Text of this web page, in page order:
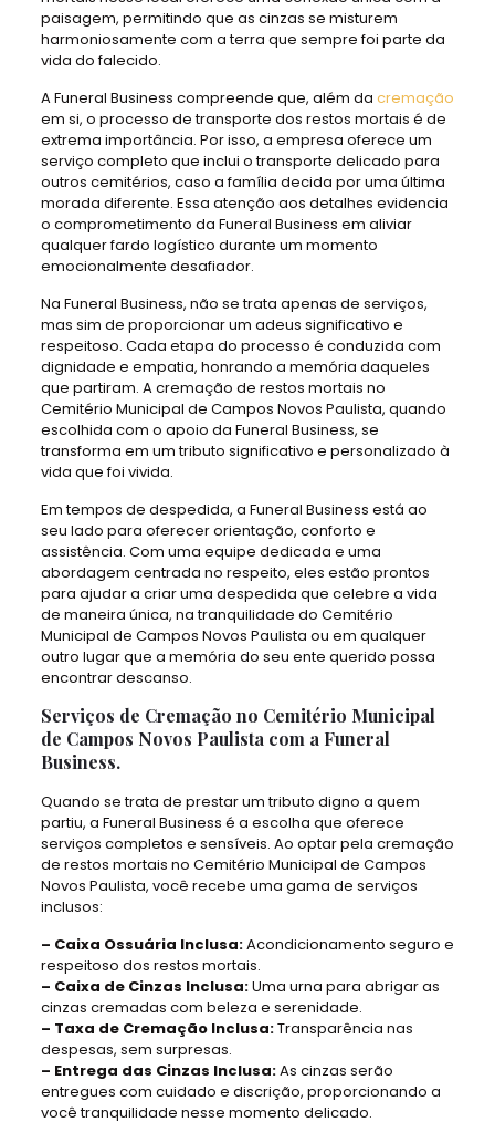
paisagem, permitindo que as cinzas se misturem
harmoniosamente com a terra que sempre foi parte da
vida do falecido.
A Funeral Business compreende que, além da cremação
em si, o processo de transporte dos restos mortais é de
extrema importância. Por isso, a empresa oferece um
serviço completo que inclui o transporte delicado para
outros cemitérios, caso a família decida por uma última
morada diferente. Essa atenção aos detalhes evidencia
o comprometimento da Funeral Business em aliviar
qualquer fardo logístico durante um momento
emocionalmente desafiador.
Na Funeral Business, não se trata apenas de serviços,
mas sim de proporcionar um adeus significativo e
respeitoso. Cada etapa do processo é conduzida com
dignidade e empatia, honrando a memória daqueles
que partiram. A cremação de restos mortais no
Cemitério Municipal de Campos Novos Paulista, quando
escolhida com o apoio da Funeral Business, se
transforma em um tributo significativo e personalizado à
vida que foi vivida.
Em tempos de despedida, a Funeral Business está ao
seu lado para oferecer orientação, conforto e
assistência. Com uma equipe dedicada e uma
abordagem centrada no respeito, eles estão prontos
para ajudar a criar uma despedida que celebre a vida
de maneira única, na tranquilidade do Cemitério
Municipal de Campos Novos Paulista ou em qualquer
outro lugar que a memória do seu ente querido possa
encontrar descanso.
Serviços de Cremação no Cemitério Municipal
de Campos Novos Paulista com a Funeral
Business.
Quando se trata de prestar um tributo digno a quem
partiu, a Funeral Business é a escolha que oferece
serviços completos e sensíveis. Ao optar pela cremação
de restos mortais no Cemitério Municipal de Campos
Novos Paulista, você recebe uma gama de serviços
inclusos:
– Caixa Ossuária Inclusa:Acondicionamento seguro e
respeitoso dos restos mortais.
– Caixa de Cinzas Inclusa:Uma urna para abrigar as
cinzas cremadas com beleza e serenidade.
– Taxa de Cremação Inclusa:Transparência nas
despesas, sem surpresas.
– Entrega das Cinzas Inclusa:As cinzas serão
entregues com cuidado e discrição, proporcionando a
você tranquilidade nesse momento delicado.